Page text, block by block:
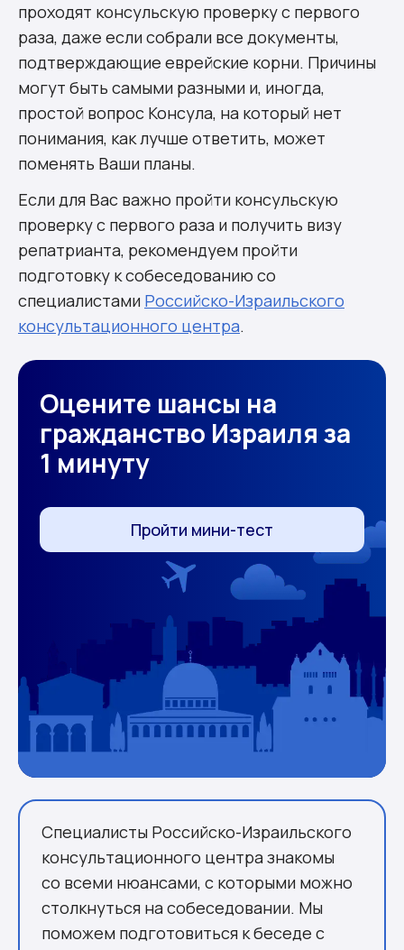
проходят консульскую проверку с первого
раза, даже если собрали все документы,
подтверждающие еврейские корни. Причины
могут быть самыми разными и, иногда,
простой вопрос Консула, на который нет
понимания, как лучше ответить, может
поменять Ваши планы.
Если для Вас важно пройти консульскую
проверку с первого раза и получить визу
репатрианта, рекомендуем пройти
подготовку к собеседованию со
специалистами Российско-Израильского
консультационного центра.
Оцените шансы на
гражданство Израиля за
1 минуту
Пройти мини-тест
Специалисты Российско-Израильского
консультационного центра знакомы
со всеми нюансами, с которыми можно
столкнуться на собеседовании. Мы
поможем подготовиться к беседе с